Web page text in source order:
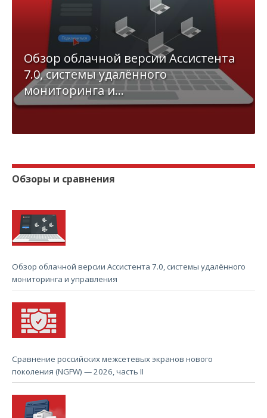
Обзор облачной версии Ассистента
7.0, системы удалённого
мониторинга и...
Обзоры и сравнения
Обзор облачной версии Ассистента 7.0, системы удалённого
мониторинга и управления
Сравнение российских межсетевых экранов нового
поколения (NGFW) — 2026, часть II